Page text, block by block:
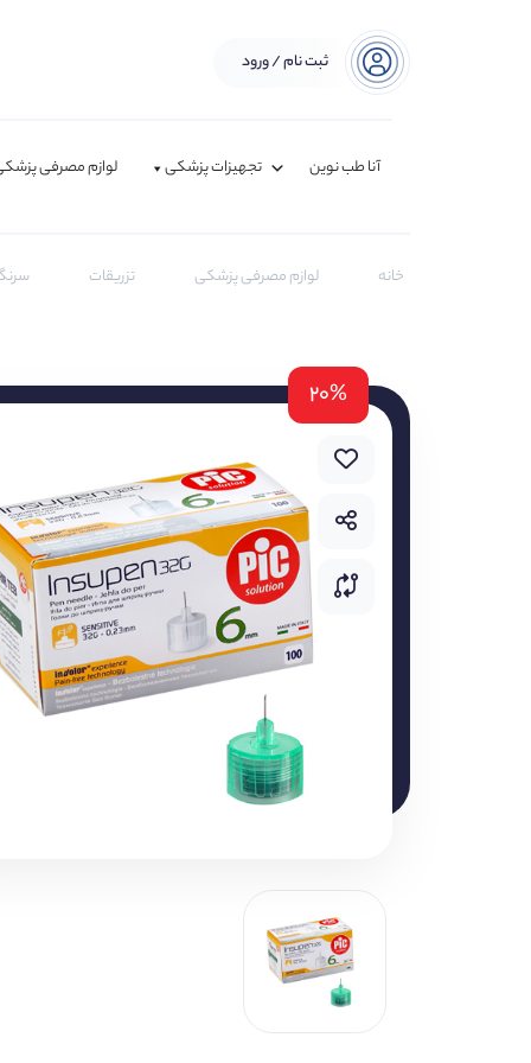
ثبت نام / ورود
آنا طب نوین تجهیزات پزشکی لوازم مصرفی
خانه لوازم مصرفی پزشکی تزریقات
۲۰%